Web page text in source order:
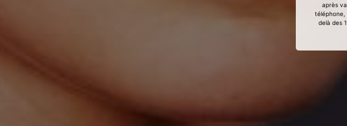
après
téléphone,
delà des